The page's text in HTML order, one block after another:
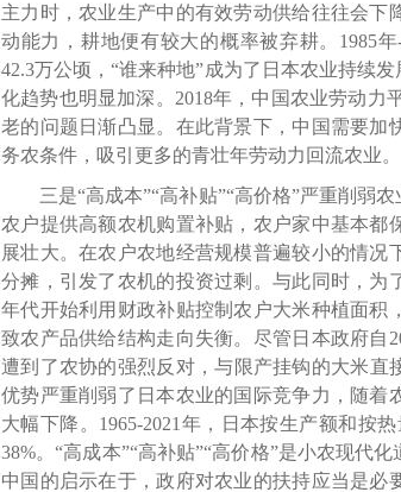
主力时，农业生产中的有效劳动供给往往会
动能力，耕地便有较大的概率被弃耕。1985
42.3万公顷，“谁来种地”成为了日本农业持续
化趋势也明显加深。2018年，中国农业劳动力
老的问题日渐凸显。在此背景下，中国需要加
务农条件，吸引更多的青壮年劳动力回流农业。
三是“高成本”“高补贴”“高价格”严重削弱农
农户提供高额农机购置补贴，农户家中基本
展壮大。在农户农地经营规模普遍较小的情
分摊，引发了农机的投资过剩。与此同时，为
年代开始利用财政补贴控制农户大米种植面积
致农产品供给结构走向失衡。尽管日本政府自
遭到了农协的强烈反对，与限产挂钩的大米直
优势严重削弱了日本农业的国际竞争力，随
大幅下降。1965-2021年，日本按生产额和按
38%。“高成本”“高补贴”“高价格”是小农现代
中国的启示在于，政府对农业的扶持应当是